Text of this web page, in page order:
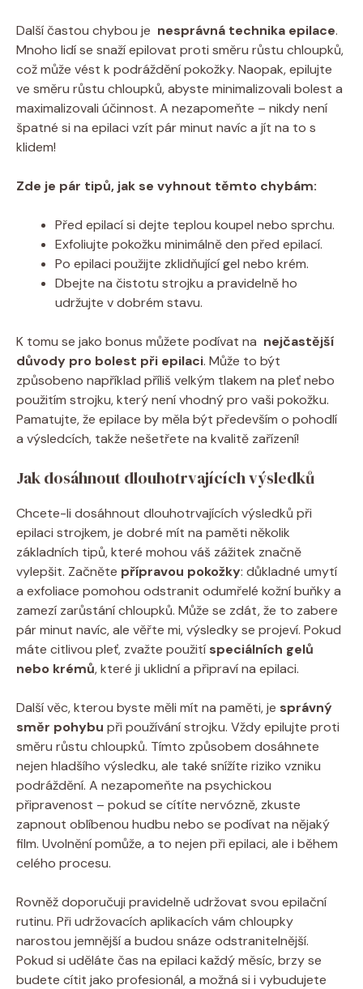
Další častou chybou ‍je ⁢ nesprávná technika epilace.
Mnoho ‍lidí ⁢se snaží ‌epilovat proti směru růstu chloupků,
což může vést k podráždění ⁤pokožky. Naopak,​ epilujte​
ve směru růstu chloupků, abyste minimalizovali ⁤bolest ​a
maximalizovali účinnost. A nezapomeňte – nikdy není
špatné si‌ na ‍epilaci vzít pár minut navíc a jít ⁢na⁤ to s
klidem!
Zde je ​pár tipů, jak⁣ se vyhnout těmto chybám:
Před epilací si ⁤dejte teplou koupel nebo sprchu.
Exfoliujte pokožku‌ minimálně ⁢den před epilací.
Po ‌epilaci použijte zklidňující gel ⁣nebo krém.
Dbejte na⁤ čistotu strojku a ‍pravidelně ho ​
udržujte ​v⁤ dobrém stavu.
K ⁣tomu se jako bonus můžete podívat na ‍ nejčastější
důvody pro ⁢bolest⁣ při epilaci. Může ‍to být
způsobeno například ‍příliš⁣ velkým tlakem​ na pleť‍ nebo
použitím ‌strojku, který‍ není vhodný pro vaši ⁣pokožku.
Pamatujte, ​že epilace by měla být především o pohodlí
a výsledcích, takže⁢ nešetřete na ⁤kvalitě zařízení!
Jak dosáhnout dlouhotrvajících výsledků
Chcete-li dosáhnout dlouhotrvajících výsledků⁤ při
epilaci strojkem, ⁤je dobré mít na paměti⁣ několik
základních tipů, ⁤které ​mohou‍ váš zážitek značně
vylepšit. Začněte⁤ přípravou ​pokožky: důkladné umytí
a ‌exfoliace ‍pomohou⁢ odstranit odumřelé kožní buňky a
zamezí zarůstání chloupků. Může se zdát, že to zabere
pár‍ minut navíc,‌ ale věřte mi, ⁢výsledky se projeví. Pokud
máte ‍citlivou ⁤pleť, zvažte použití speciálních gelů
nebo krémů, které ⁤ji ⁣uklidní a připraví na epilaci.
Další‌ věc, kterou byste⁣ měli mít na‍ paměti, je správný⁣
směr ⁣pohybu při používání strojku. Vždy ‌epilujte proti
směru‌ růstu chloupků. Tímto způsobem⁢ dosáhnete
nejen hladšího výsledku,‌ ale⁤ také snížíte riziko vzniku
podráždění. A ‍nezapomeňte na psychickou
připravenost – ‍pokud ‌se cítíte nervózně, zkuste
zapnout oblíbenou⁤ hudbu nebo se podívat na ⁤nějaký⁤
film. Uvolnění ⁤pomůže, a to nejen ⁣při epilaci, ale ‌i během
celého procesu.
Rovněž doporučuji pravidelně⁢ udržovat svou epilační
rutinu. Při udržovacích aplikacích vám chloupky
narostou ⁣jemnější a budou snáze odstranitelnější.
Pokud si uděláte čas ⁣na epilaci⁢ každý měsíc, brzy se⁣
budete cítit jako profesionál, a⁢ možná si i vybudujete